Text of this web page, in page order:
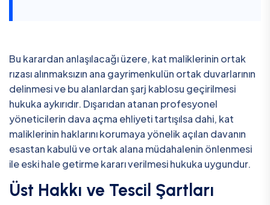
Bu karardan anlaşılacağı üzere, kat maliklerinin ortak
rızası alınmaksızın ana gayrimenkulün ortak duvarlarının
delinmesi ve bu alanlardan şarj kablosu geçirilmesi
hukuka aykırıdır. Dışarıdan atanan profesyonel
yöneticilerin dava açma ehliyeti tartışılsa dahi, kat
maliklerinin haklarını korumaya yönelik açılan davanın
esastan kabulü ve ortak alana müdahalenin önlenmesi
ile eski hale getirme kararı verilmesi hukuka uygundur.
Üst Hakkı ve Tescil Şartları